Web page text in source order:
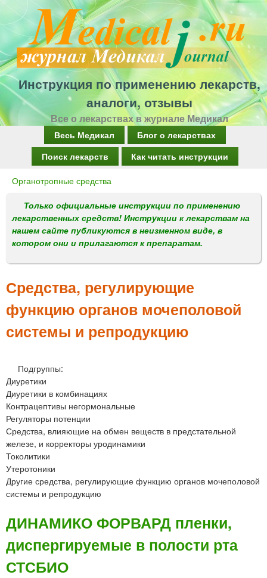
Перейти
к
основному
содержанию
Инструкция по применению лекарств,
аналоги, отзывы
Все о лекарствах в журнале Медикал
а
о
е
м
е
н
ю
Весь Медикал
Блог о лекарствах
Поиск лекарств
Как читать инструкции
Вы
здесь
Органотропные средства
Только официальные инструкции по применению
лекарственных средств! Инструкции к лекарствам на
нашем сайте публикуются в неизменном виде, в
котором они и прилагаются к препаратам.
Средства, регулирующие
функцию органов мочеполовой
системы и репродукцию
Подгруппы:
Диуретики
Диуретики в комбинациях
Контрацептивы негормональные
Регуляторы потенции
Средства, влияющие на обмен веществ в предстательной
железе, и корректоры уродинамики
Токолитики
Утеротоники
Другие средства, регулирующие функцию органов мочеполовой
системы и репродукцию
ДИНАМИКО ФОРВАРД пленки,
диспергируемые в полости рта
СТСБИО